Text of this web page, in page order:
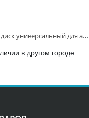
Пильный диск универсальный для алюминия/дерева/пластика, 185x30x2.2/1.4x60T D-81321 D-81321
в другом городе